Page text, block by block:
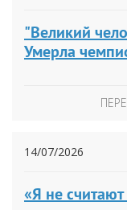
"Великий
Умерла
14/07/2026
«Я не